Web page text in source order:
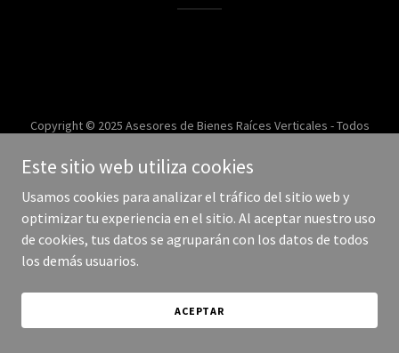
Copyright © 2025 Asesores de Bienes Raíces Verticales - Todos
Este sitio web utiliza cookies
Usamos cookies para analizar el tráfico del sitio web y
optimizar tu experiencia en el sitio. Al aceptar nuestro uso
de cookies, tus datos se agruparán con los datos de todos
los demás usuarios.
ACEPTAR